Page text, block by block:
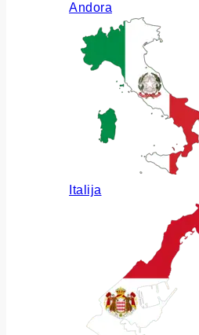
Andora
Italija